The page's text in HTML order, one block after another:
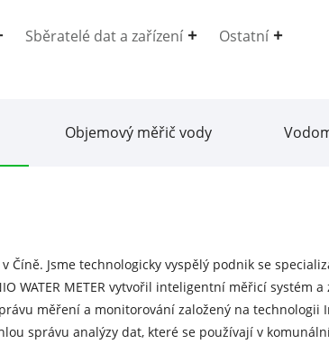
Sběratelé dat a zařízení Ostatní
Objemový měřič vody
Jsme technologicky vyspělý podnik se
METER vytvořil inteligentní měřicí systém
měření a monitorování založený na technologii
správu analýzy dat, které se používají v